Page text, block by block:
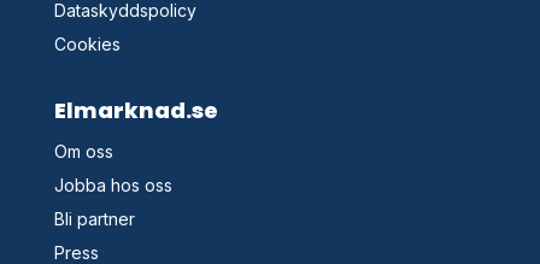
Dataskyddspolicy
Cookies
Elmarknad.se
Om oss
Jobba hos oss
Bli partner
Press